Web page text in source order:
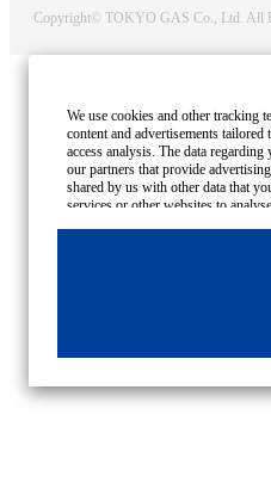
Copyright© TOKYO GAS Co., Ltd. All
We use cookies and other tracking
content and advertisements
access analysis. The data
our partners that provide
shared by us with other data that
services or other websites to
All". If you agree to the use of all
For more information regarding